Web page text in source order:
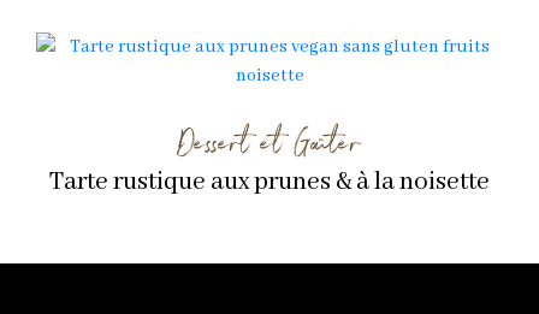
Dessert et Goûter
Tarte rustique aux prunes & à la noisette